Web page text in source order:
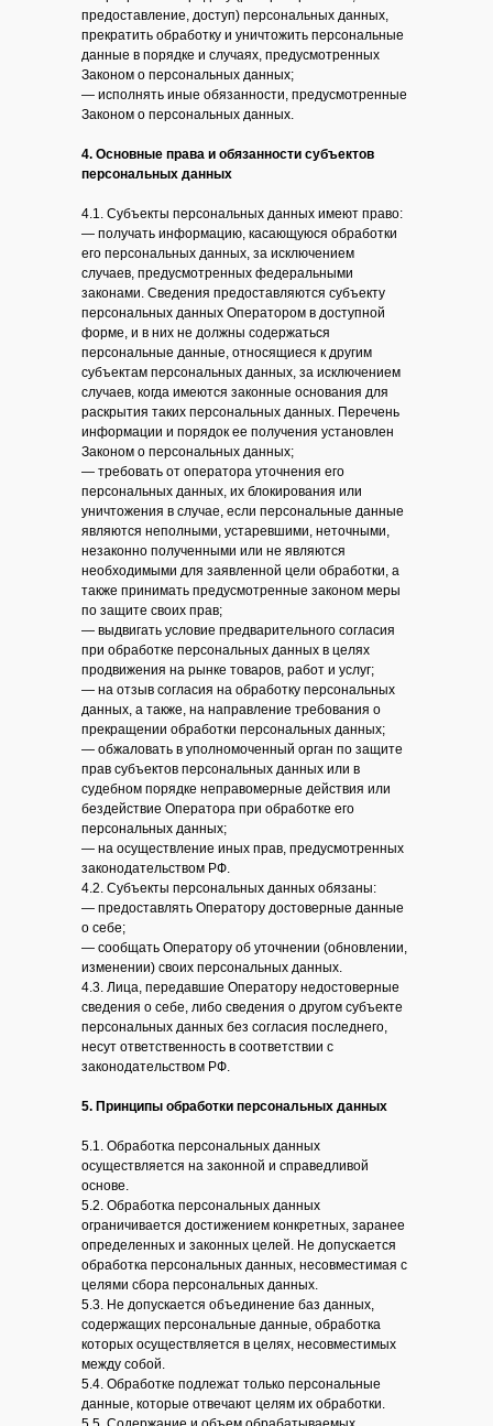
предоставление, доступ) персональных данных,
прекратить обработку и уничтожить персональные
данные в порядке и случаях, предусмотренных
Законом о персональных данных;
— исполнять иные обязанности, предусмотренные
Законом о персональных данных.
4. Основные права и обязанности субъектов
персональных данных
4.1. Субъекты персональных данных имеют право:
— получать информацию, касающуюся обработки
его персональных данных, за исключением
случаев, предусмотренных федеральными
законами. Сведения предоставляются субъекту
персональных данных Оператором в доступной
форме, и в них не должны содержаться
персональные данные, относящиеся к другим
субъектам персональных данных, за исключением
случаев, когда имеются законные основания для
раскрытия таких персональных данных. Перечень
информации и порядок ее получения установлен
Законом о персональных данных;
— требовать от оператора уточнения его
персональных данных, их блокирования или
уничтожения в случае, если персональные данные
являются неполными, устаревшими, неточными,
незаконно полученными или не являются
необходимыми для заявленной цели обработки, а
также принимать предусмотренные законом меры
по защите своих прав;
— выдвигать условие предварительного согласия
при обработке персональных данных в целях
продвижения на рынке товаров, работ и услуг;
— на отзыв согласия на обработку персональных
данных, а также, на направление требования о
прекращении обработки персональных данных;
— обжаловать в уполномоченный орган по защите
прав субъектов персональных данных или в
судебном порядке неправомерные действия или
бездействие Оператора при обработке его
персональных данных;
— на осуществление иных прав, предусмотренных
законодательством РФ.
4.2. Субъекты персональных данных обязаны:
— предоставлять Оператору достоверные данные
о себе;
— сообщать Оператору об уточнении (обновлении,
изменении) своих персональных данных.
4.3. Лица, передавшие Оператору недостоверные
сведения о себе, либо сведения о другом субъекте
персональных данных без согласия последнего,
несут ответственность в соответствии с
законодательством РФ.
5. Принципы обработки персональных данных
5.1. Обработка персональных данных
осуществляется на законной и справедливой
основе.
5.2. Обработка персональных данных
ограничивается достижением конкретных, заранее
определенных и законных целей. Не допускается
обработка персональных данных, несовместимая с
целями сбора персональных данных.
5.3. Не допускается объединение баз данных,
содержащих персональные данные, обработка
которых осуществляется в целях, несовместимых
между собой.
5.4. Обработке подлежат только персональные
данные, которые отвечают целям их обработки.